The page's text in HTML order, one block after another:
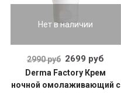
Нет в наличии
2990 руб 2699 руб
Derma Factory Крем
ночной омолаживающий с